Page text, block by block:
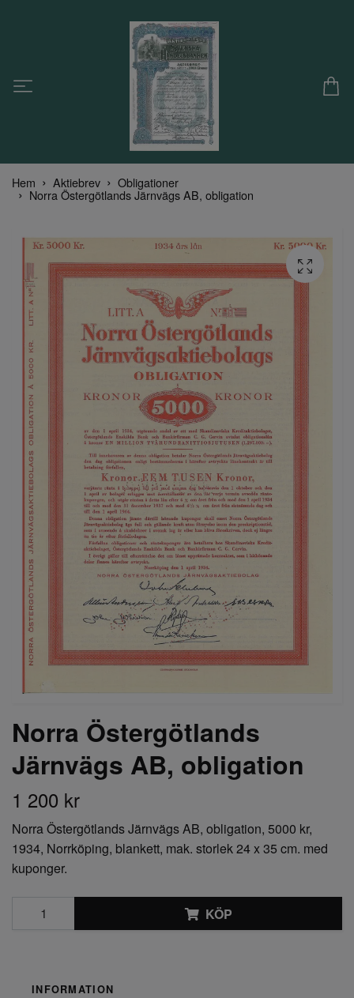
Hem Aktiebrev Obligationer
Norra Östergötlands Järnvägs AB, obligation
Norra Östergötlands
Järnvägs AB, obligation
1 200 kr
Norra Östergötlands Järnvägs AB, obligation, 5000 kr,
1934, Norrköping, blankett, mak. storlek 24 x 35 cm. med
kuponger.
KÖP
INFORMATION